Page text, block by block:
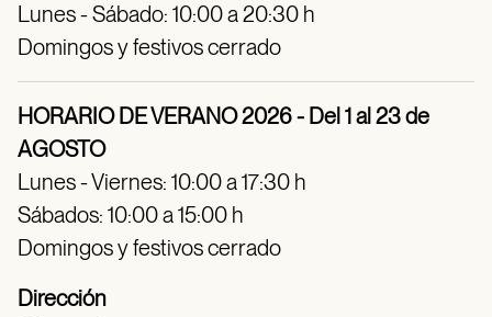
Lunes - Sábado: 10:00 a 20:30 h
Domingos y festivos cerrado
HORARIO DE VERANO 2026 - Del 1 al 23 de
AGOSTO
Lunes - Viernes: 10:00 a 17:30 h
Sábados: 10:00 a 15:00 h
Domingos y festivos cerrado
Dirección